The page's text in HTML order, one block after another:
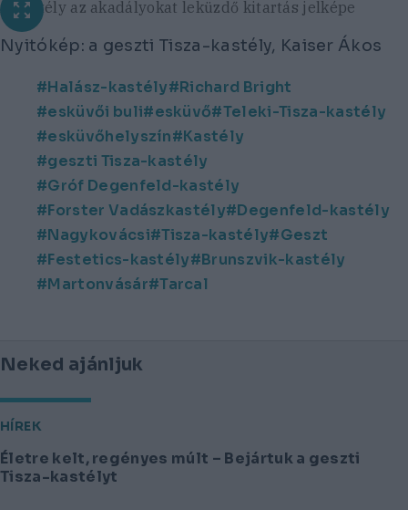
A kastély az akadályokat leküzdő kitartás jelképe
Nyitókép: a geszti Tisza-kastély, Kaiser Ákos
Halász-kastély
Richard Bright
esküvői buli
esküvő
Teleki-Tisza-kastély
esküvőhelyszín
Kastély
geszti Tisza-kastély
Gróf Degenfeld-kastély
Forster Vadászkastély
Degenfeld-kastély
Nagykovácsi
Tisza-kastély
Geszt
Festetics-kastély
Brunszvik-kastély
Martonvásár
Tarcal
Neked ajánljuk
HÍREK
Életre kelt, regényes múlt – Bejártuk a geszti
Tisza-kastélyt